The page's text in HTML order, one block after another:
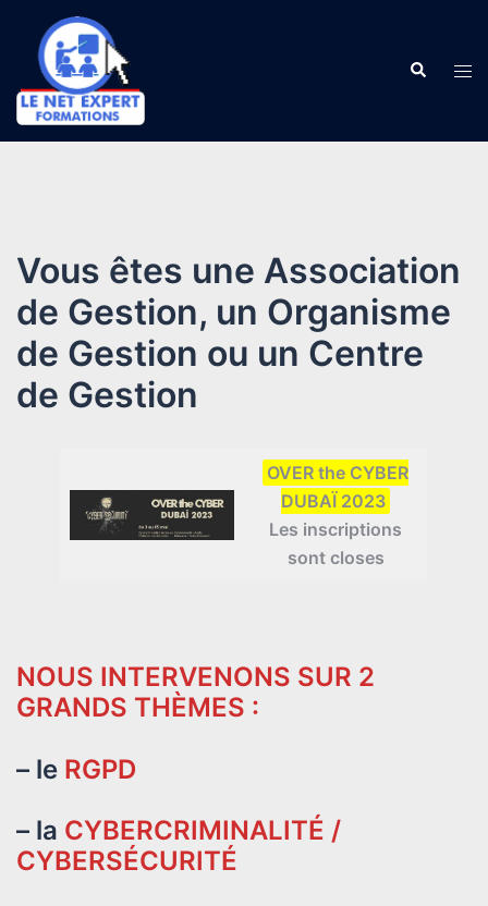
contenu
Vous êtes une Association
de Gestion, un Organisme
de Gestion ou un Centre
de Gestion
OVER the CYBER
DUBAÏ 2023
Les inscriptions
sont closes
NOUS INTERVENONS SUR 2
GRANDS THÈMES :
– le RGPD
– la CYBERCRIMINALITÉ /
CYBERSÉCURITÉ